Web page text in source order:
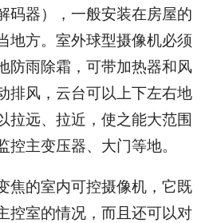
码器），一般安装在房屋的
地方。室外球型摄像机必须
防雨除霜，可带加热器和风
排风，云台可以上下左右地
拉远、拉近，使之能大范围
主变压器、大门等地。
焦的室内可控摄像机，它既
控室的情况，而且还可以对